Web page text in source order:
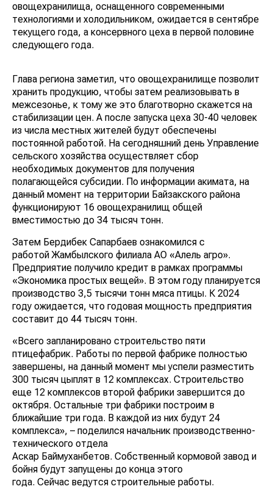
овощехранилища, оснащенного современными
технологиями и холодильником, ожидается в сентябре
текущего года, а консервного цеха в первой половине
следующего года.
Глава региона заметил, что овощехранилище позволит
хранить продукцию, чтобы затем реализовывать в
межсезонье, к тому же это благотворно скажется на
стабилизации цен. А после запуска цеха 30-40 человек
из числа местных жителей будут обеспечены
постоянной работой. На сегодняшний день Управление
сельского хозяйства осуществляет сбор
необходимых документов для получения
полагающейся субсидии. По информации акимата, на
данный момент на территории Байзакского района
функционируют 16 овощехранилищ общей
вместимостью до 34 тысяч тонн.
Затем Бердибек Сапарбаев ознакомился с
работой Жамбылского филиала АО «Алель агро».
Предприятие получило кредит в рамках программы
«Экономика простых вещей». В этом году планируется
производство 3,5 тысячи тонн мяса птицы. К 2024
году ожидается, что годовая мощность предприятия
составит до 44 тысяч тонн.
«Всего запланировано строительство пяти
птицефабрик. Работы по первой фабрике полностью
завершены, на данный момент мы успели разместить
300 тысяч цыплят в 12 комплексах. Строительство
еще 12 комплексов второй фабрики завершится до
октября. Остальные три фабрики построим в
ближайшие три года. В каждой из них будут 24
комплекса», – поделился начальник производственно-
технического отдела
Аскар Баймуханбетов. Собственный кормовой завод и
бойня будут запущены до конца этого
года. Сейчас ведутся строительные работы.